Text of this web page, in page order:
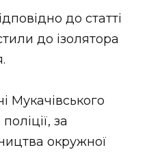
до статті
до ізолятора
Мукачівського
за
окружної